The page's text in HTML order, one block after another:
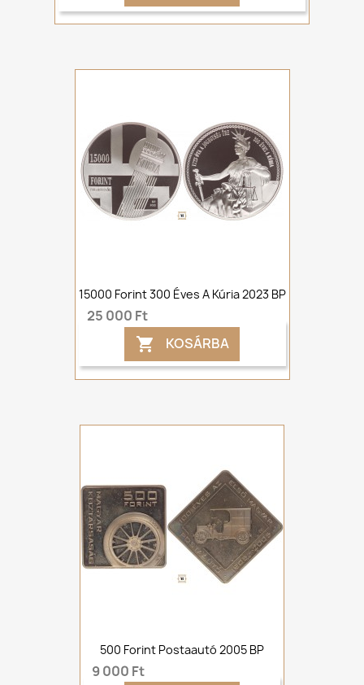
15000 Forint 300 Éves A Kúria 2023 BP
25 000 Ft
 KOSÁRBA
500 Forint Postaautó 2005 BP
9 000 Ft